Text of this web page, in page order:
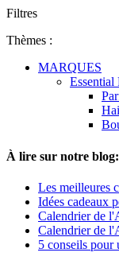
Filtres
Thèmes :
MARQUES
Essential
À lire sur notre blog:
Les meilleures
Idées cadeaux
Calendrier de
Calendrier de
5 conseils pour